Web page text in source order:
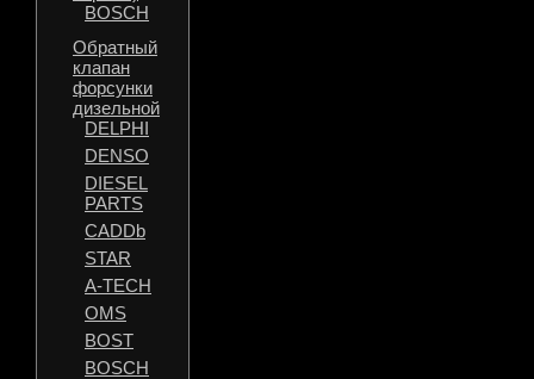
BOSCH
Обратный
клапан
форсунки
дизельной
DELPHI
DENSO
DIESEL
PARTS
CADDb
STAR
A-TECH
OMS
BOST
BOSCH